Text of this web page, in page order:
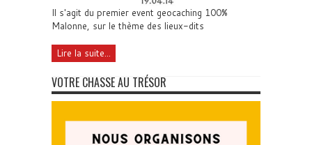
Il s'agit du premier event geocaching 100%
Malonne, sur le thème des lieux-dits
Lire la suite...
VOTRE CHASSE AU TRÉSOR